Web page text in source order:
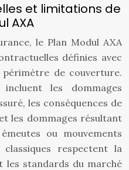
et limitations de
AXA
le Plan Modul AXA
définies avec
de couverture.
incluent les dommages
les conséquences de
les dommages résultant
ou mouvements
classiques respectent la
les standards du marché